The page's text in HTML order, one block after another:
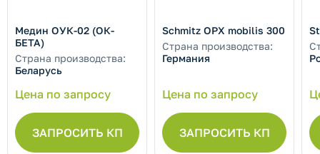
Медин ОУК-02 (ОК-
БЕТА)
Страна производства:
Беларусь
Цена по запросу
ЗАПРОСИТЬ КП
Schmitz OPX mobilis 300
Страна производства:
Германия
Цена по запросу
ЗАПРОСИТЬ КП